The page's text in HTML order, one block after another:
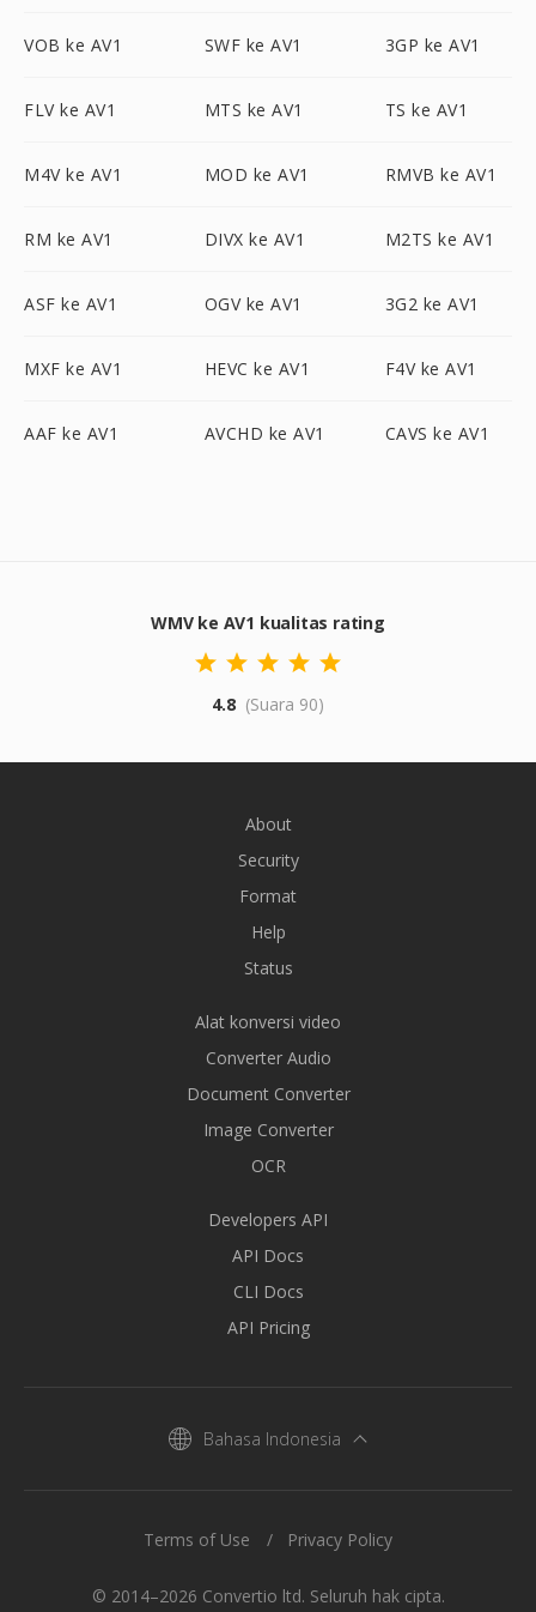
VOB ke AV1 SWF ke AV1 3GP ke AV1
FLV ke AV1 MTS ke AV1 TS ke AV1
M4V ke AV1 MOD ke AV1 RMVB ke AV1
RM ke AV1 DIVX ke AV1 M2TS ke AV1
ASF ke AV1 OGV ke AV1 3G2 ke AV1
MXF ke AV1 HEVC ke AV1 F4V ke AV1
AAF ke AV1 AVCHD ke AV1 CAVS ke AV1
WMV ke AV1 kualitas rating
4.8 (Suara 90)
About
Security
Format
Help
Status
Alat konversi video
Converter Audio
Document Converter
Image Converter
OCR
Developers API
API Docs
CLI Docs
API Pricing
Bahasa Indonesia
© 2014–2026 Convertio ltd. Seluruh hak cipta.
Terms of Use Privacy Policy